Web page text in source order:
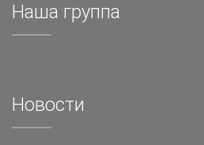
Наша группа
Новости